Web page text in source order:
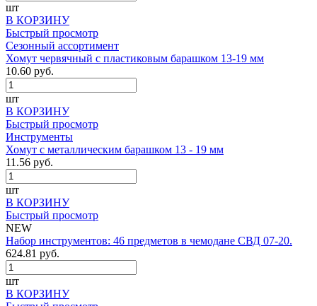
шт
В КОРЗИНУ
Быстрый просмотр
Сезонный ассортимент
Хомут червячный с пластиковым барашком 13-19 мм
10.60 руб.
шт
В КОРЗИНУ
Быстрый просмотр
Инструменты
Хомут с металлическим барашком 13 - 19 мм
11.56 руб.
шт
В КОРЗИНУ
Быстрый просмотр
NEW
Набор инструментов: 46 предметов в чемодане СВД 07-20.
624.81 руб.
шт
В КОРЗИНУ